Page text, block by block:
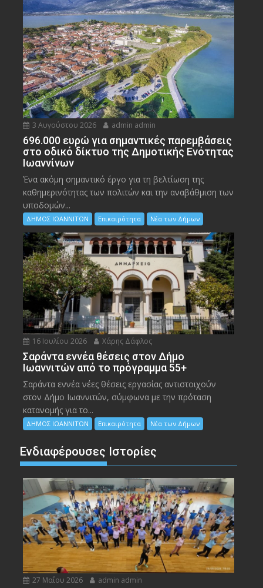
3 Αυγούστου 2026 admin admin
696.000 ευρώ για σημαντικές παρεμβάσεις
στο οδικό δίκτυο της Δημοτικής Ενότητας
Ιωαννίνων
Ένα ακόμη σημαντικό έργο για τη βελτίωση της
καθημερινότητας των πολιτών και την αναβάθμιση των
υποδομών...
ΔΗΜΟΣ ΙΩΑΝΝΙΤΩΝ Επικαιρότητα Νέα των Δήμων
16 Ιουλίου 2026 Χάρης Δάφλος
Σαράντα εννέα θέσεις στον Δήμο
Ιωαννιτών από το πρόγραμμα 55+
Σαράντα εννέα νέες θέσεις εργασίας αντιστοιχούν
στον Δήμο Ιωαννιτών, σύμφωνα με την πρόταση
κατανομής για το...
ΔΗΜΟΣ ΙΩΑΝΝΙΤΩΝ Επικαιρότητα Νέα των Δήμων
Ενδιαφέρουσες Ιστορίες
27 Μαΐου 2026 admin admin